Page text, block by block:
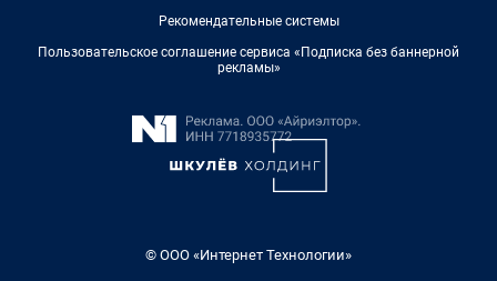
Рекомендательные системы
Пользовательское соглашение сервиса «Подписка без баннерной
рекламы»
© ООО «Интернет Технологии»